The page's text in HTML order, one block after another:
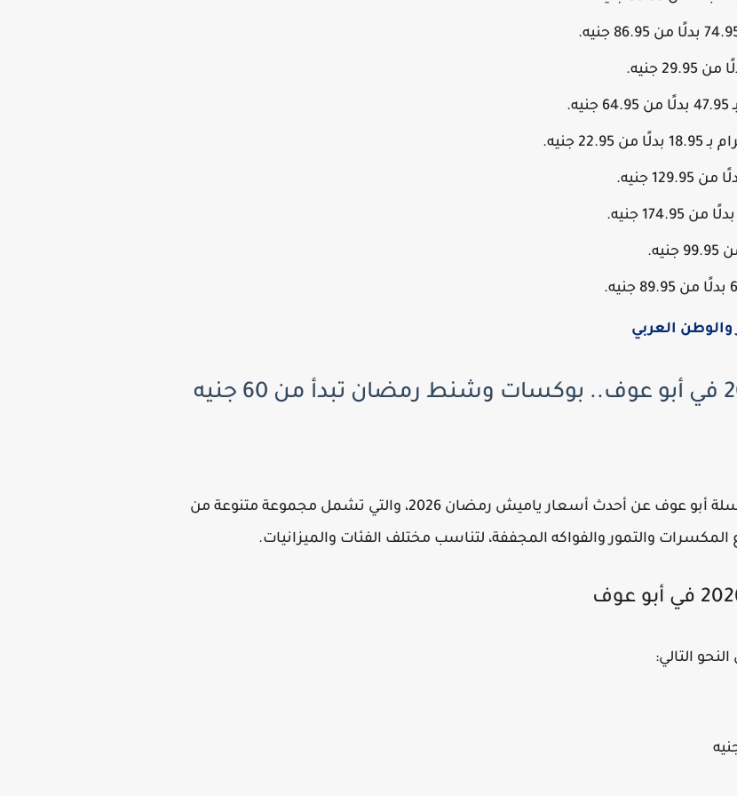
العربي
أسعار ياميش رمضان 2026 في أبو عوف.. بوكسات وشنط رمضان تبدأ من 60 جنيه
مع اقتراب شهر رمضان المبارك، أعلنت سلسلة أبو عوف عن أحدث أسعار ياميش رمضان 2026، والتي تشمل مجموعة متنوعة من
والتمور والفواكه المجففة، لتناسب مختلف الفئات والميزانيات.
التالي: